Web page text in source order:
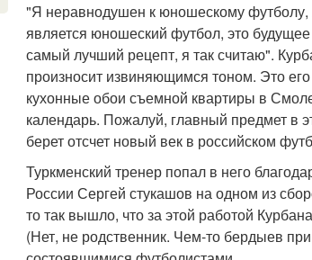
"Я неравнодушен к юношескому футболу,
является юношеский футбол, это
самый лучший рецепт, я так считаю".
произносит извиняющимся тоном. Это
кухонные обои съемной квартиры в
календарь. Пожалуй, главный предмет в
берет отсчет новый век в российском
Туркменский тренер попал в него
России Сергей стукашов на одном из
то так вышло, что за этой работой
(Нет, не родственник. Чем-то бердыев